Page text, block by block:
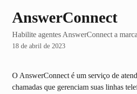
AnswerConnect
Habilite agentes AnswerConnect a
18 de abril de 2023
O AnswerConnect é um serviço de
chamadas que gerenciam suas linhas